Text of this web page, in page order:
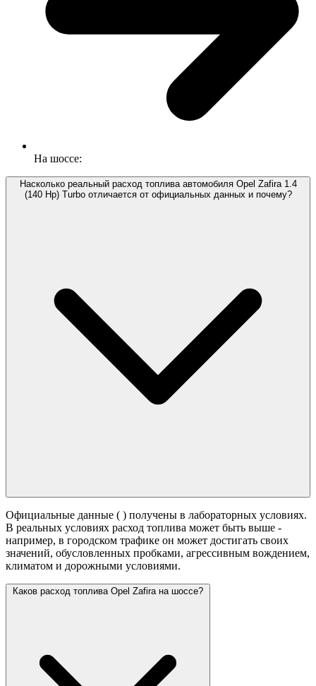
На шоссе:
Насколько реальный расход топлива автомобиля Opel Zafira 1.4
(140 Hp) Turbo отличается от официальных данных и почему?
Официальные данные ( ) получены в лабораторных условиях.
В реальных условиях расход топлива может быть выше -
например, в городском трафике он может достигать своих
значений, обусловленных пробками, агрессивным вождением,
климатом и дорожными условиями.
Каков расход топлива Opel Zafira на шоссе?